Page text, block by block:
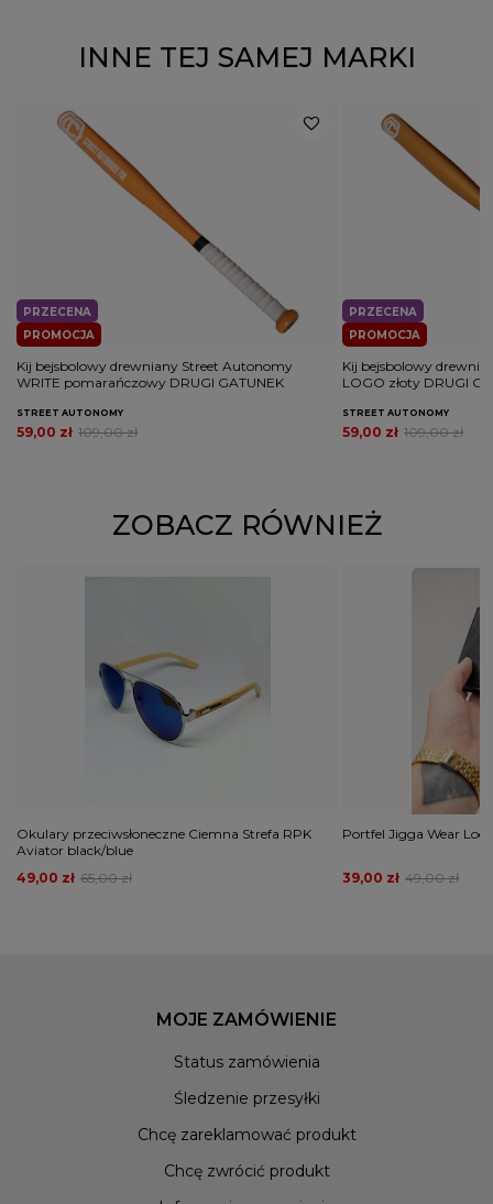
INNE TEJ SAMEJ MARKI
PROMOCJA
PRZECENA
Kij bejsbolowy drewniany Street Autonomy
WRITE pomarańczowy DRUGI GATUNEK
STREET AUTONOMY
109,00 zł
59,00 zł
PROMOCJA
PRZECENA
Kij bejsbolowy
LOGO złoty DRUGI
STREET AUTONOMY
109,00 zł
59,00 zł
ZOBACZ RÓWNIEŻ
Okulary przeciwsłoneczne Ciemna Strefa RPK
Aviator black/blue
65,00 zł
49,00 zł
Portfel Jigga Wear
49,00 zł
39,00 zł
MOJE ZAMÓWIENIE
Status zamówienia
Śledzenie przesyłki
Chcę zareklamować produkt
Chcę zwrócić produkt